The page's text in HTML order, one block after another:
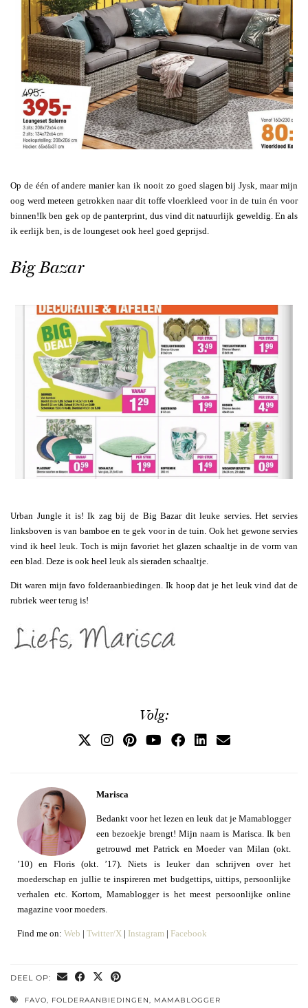
Op de één of andere manier kan ik nooit zo goed slagen bij Jysk, maar mijn
oog werd meteen getrokken naar dit toffe vloerkleed voor in de tuin én voor
binnen!Ik ben gek op de panterprint, dus vind dit natuurlijk geweldig. En als
ik eerlijk ben, is de loungeset ook heel goed geprijsd.
Big Bazar
Urban Jungle it is! Ik zag bij de Big Bazar dit leuke servies. Het servies
linksboven is van bamboe en te gek voor in de tuin. Ook het gewone servies
vind ik heel leuk. Toch is mijn favoriet het glazen schaaltje in de vorm van
een blad. Deze is ook heel leuk als sieraden schaaltje.
Dit waren mijn favo folderaanbiedingen. Ik hoop dat je het leuk vind dat de
rubriek weer terug is!
Volg:
Marisca
Bedankt voor het lezen en leuk dat je Mamablogger
een bezoekje brengt! Mijn naam is Marisca. Ik ben
getrouwd met Patrick en Moeder van Milan (okt.
’10) en Floris (okt. ’17). Niets is leuker dan schrijven over het
moederschap en jullie te inspireren met budgettips, uittips, persoonlijke
verhalen etc. Kortom, Mamablogger is het meest persoonlijke online
magazine voor moeders.
Find me on: Web | Twitter/X | Instagram | Facebook
DEEL OP:
FAVO FOLDERAANBIEDINGEN MAMABLOGGER